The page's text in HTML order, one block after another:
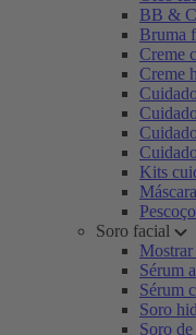
BB &
Bruma
Creme
Creme
Kits
Soro facial
Sérum
Sérum
Soro
Soro